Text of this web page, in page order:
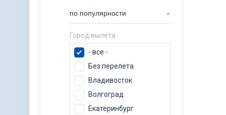
по популярности
Город вылета
- все -
Без перелета
Владивосток
Волгоград
Екатеринбург